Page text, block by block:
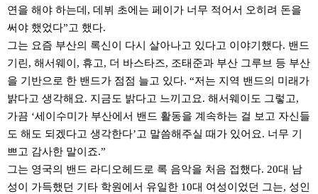
연을 해야 하는데, 데뷔 초에는 페이가 너무 적어서 오히려 돈을
써야 했었다”고 했다.
그는 요즘 부산의 록신이 다시 살아나고 있다고 이야기했다. 밴드
기린, 해서웨이, 휴고, 더 바스타즈, 조태준과 부산 그루브 등 부산
을 기반으로 한 밴드가 점점 늘고 있다. “저는 지역 밴드의 미래가
밝다고 생각해요. 지금도 밝다고 느끼고요. 해서웨이도 그렇고,
가끔 ‘세이수미가 부산에서 밴드 활동을 계속하는 걸 보고 자신들
도 해도 되겠다고 생각한다’고 말씀해주실 때가 있어요. 너무 기
쁘고 감사한 말이죠.”
그는 영국의 밴드 라디오헤드로 록 음악을 처음 접했다. 20대 남
성이 가득했던 기타 학원에서 유일한 10대 여성이었던 그는, 성인